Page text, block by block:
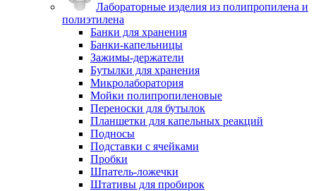
Лабораторные изделия из полипропилена и
полиэтилена
Банки для хранения
Банки-капельницы
Зажимы-держатели
Бутылки для хранения
Микролаборатория
Мойки полипропиленовые
Переноски для бутылок
Планшетки для капельных реакций
Подносы
Подставки с ячейками
Пробки
Шпатель-ложечки
Штативы для пробирок